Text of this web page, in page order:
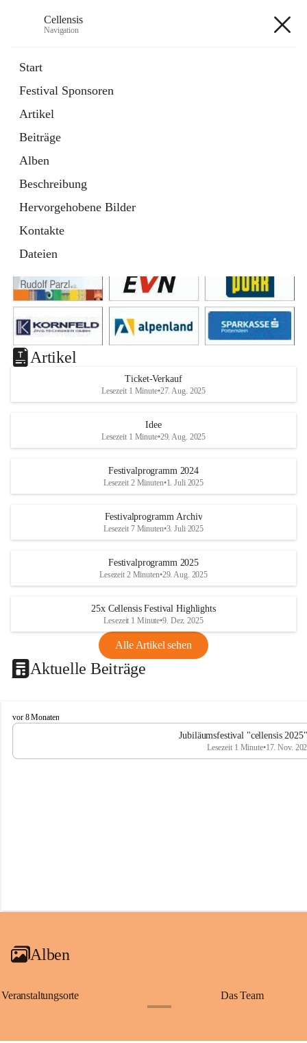
Cellensis
Navigation
Start
Festival Sponsoren
Artikel
Beiträge
Alben
Beschreibung
Hervorgehobene Bilder
Kontakte
Dateien
Festival Sponsoren
Artikel
Ticket-Verkauf
Lesezeit 1 Minute•27. Aug. 2025
Idee
Lesezeit 1 Minute•29. Aug. 2025
Festivalprogramm 2024
Lesezeit 2 Minuten•1. Juli 2025
Festivalprogramm Archiv
Lesezeit 7 Minuten•3. Juli 2025
Festivalprogramm 2025
Lesezeit 2 Minuten•29. Aug. 2025
25x Cellensis Festival Highlights
Lesezeit 1 Minute•9. Dez. 2025
Alle Artikel sehen
Aktuelle Beiträge
C
e
l
vor 8 Monaten
Jubiläumsfestival "cellensis
Lesezeit 1 Minute•17. Nov.
Alben
Veranstaltungsorte Das Team